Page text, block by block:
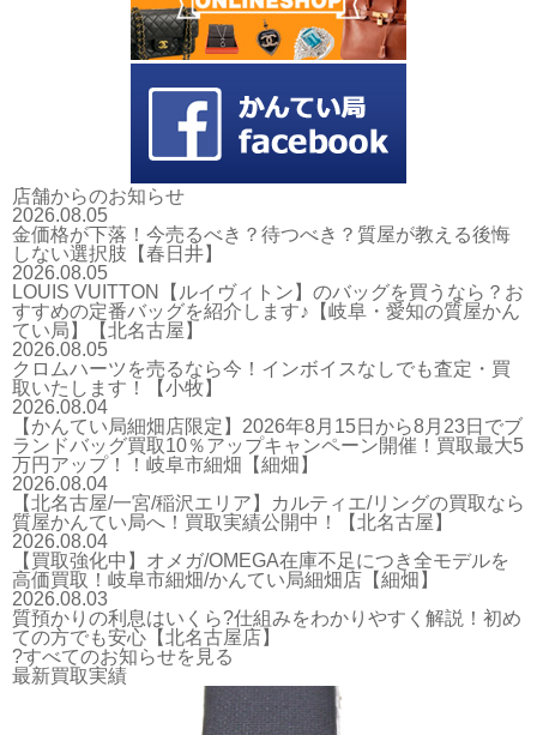
店舗からのお知らせ
2026.08.05
金価格が下落！今売るべき？待つべき？質屋が教える後悔
しない選択肢【春日井】
2026.08.05
LOUIS VUITTON【ルイヴィトン】のバッグを買うなら？お
すすめの定番バッグを紹介します♪【岐阜・愛知の質屋かん
てい局】【北名古屋】
2026.08.05
クロムハーツを売るなら今！インボイスなしでも査定・買
取いたします！【小牧】
2026.08.04
【かんてい局細畑店限定】2026年8月15日から8月23日でブ
ランドバッグ買取10％アップキャンペーン開催！買取最大5
万円アップ！！岐阜市細畑【細畑】
2026.08.04
【北名古屋/一宮/稲沢エリア】カルティエ/リングの買取なら
質屋かんてい局へ！買取実績公開中！【北名古屋】
2026.08.04
【買取強化中】オメガ/OMEGA在庫不足につき全モデルを
高価買取！岐阜市細畑/かんてい局細畑店【細畑】
2026.08.03
質預かりの利息はいくら?仕組みをわかりやすく解説！初め
ての方でも安心【北名古屋店】
?すべてのお知らせを見る
最新買取実績